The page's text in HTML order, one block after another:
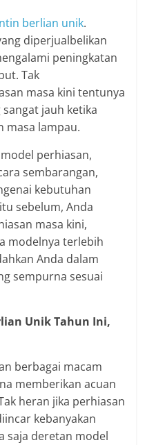
berlian unik.
diperjualbelikan
peningkatan
Tak
masa kini tentunya
jauh ketika
masa lampau.
perhiasan,
sembarangan,
kebutuhan
sebelum, Anda
masa kini,
modelnya terlebih
Anda dalam
sempurna sesuai
Unik Tahun Ini,
berbagai macam
memberikan acuan
heran jika perhiasan
kebanyakan
saja deretan model